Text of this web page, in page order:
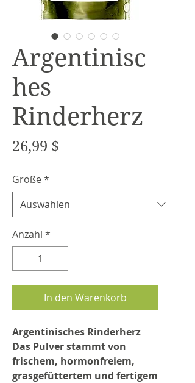
Argentinisc
hes
Rinderherz
26,99 $
Größe*
Anzahl *
In den Warenkorb
Argentinisches Rinderherz
Das Pulver stammt von
frischem, hormonfreiem,
grasgefüttertem und fertigem